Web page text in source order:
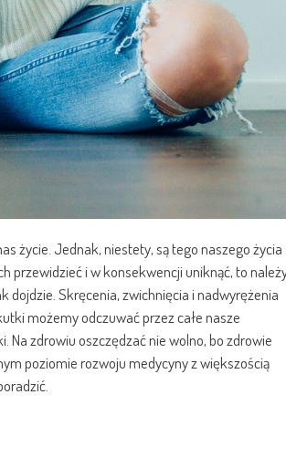
życie. Jednak, niestety, są tego naszego życia
przewidzieć i w konsekwencji uniknąć, to
dojdzie. Skręcenia, zwichnięcia i nadwyrężenia
możemy odczuwać przez całe nasze
Na zdrowiu oszczędzać nie wolno, bo zdrowie
poziomie rozwoju medycyny z większością